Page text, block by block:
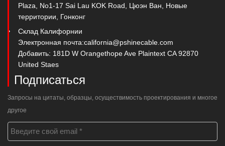
Plaza, No1-17 Sai Lau KOK Road, Цюэн Ван, Новые
территории, Гонконг
Склад Калифорнии
Электронная почта:california@pshinecable.com
Добавить: 181D W Orangethope Ave Plaintext CA 92870
United Staes
Подписаться
Запросы на цитаты, образцы, осуществимость проектирования и многое
другое